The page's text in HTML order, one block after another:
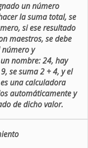
un número
la suma total, se
si ese resultado
maestros, se debe
y
nombre: 24, hay
se suma 2 + 4, y el
una calculadora
automáticamente y
de dicho valor.